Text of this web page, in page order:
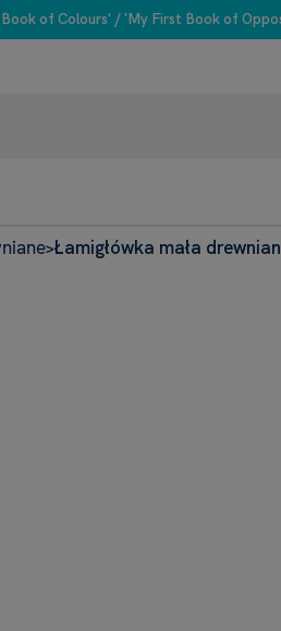
of Colours' / 'My First Book of
>Łamigłówka mała